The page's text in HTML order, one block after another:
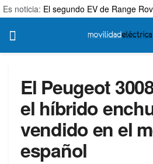
Es noticia: El segundo EV de Range
El Peugeot
el híbrido
vendido en el
español